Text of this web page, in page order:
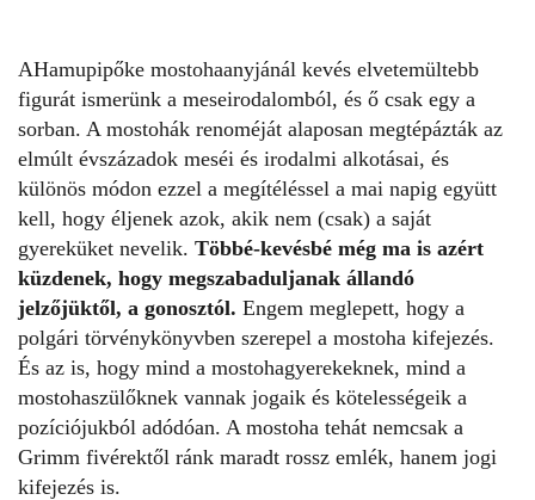
AHamupipőke mostohaanyjánál kevés elvetemültebb
figurát ismerünk a meseirodalomból, és ő csak egy a
sorban. A mostohák renoméját alaposan megtépázták az
elmúlt évszázadok meséi és irodalmi alkotásai, és
különös módon ezzel a megítéléssel a mai napig együtt
kell, hogy éljenek azok, akik nem (csak) a saját
gyereküket nevelik. Többé-kevésbé még ma is azért
küzdenek, hogy megszabaduljanak állandó
jelzőjüktől, a gonosztól. Engem meglepett, hogy a
polgári törvénykönyvben szerepel a mostoha kifejezés.
És az is, hogy mind a mostohagyerekeknek, mind a
mostohaszülőknek vannak jogaik és kötelességeik a
pozíciójukból adódóan. A mostoha tehát nemcsak a
Grimm fivérektől ránk maradt rossz emlék, hanem jogi
kifejezés is.